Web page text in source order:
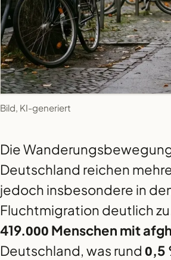
Bild, KI-generiert
Die
Deutschland reichen
jedoch insbesondere in
Fluchtmigration deutlich
419.000 Menschen mit
Deutschland, was rund 0,5